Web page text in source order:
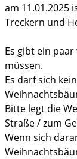
am 11.01.2025
Treckern und
Es gibt ein
müssen.
Es darf sich
Bitte legt die
Straße / zum
Wenn sich